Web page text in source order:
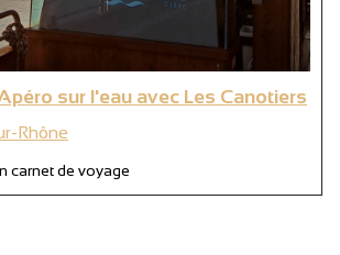
sur l'eau avec Les Canotiers
Rhône
carnet de voyage